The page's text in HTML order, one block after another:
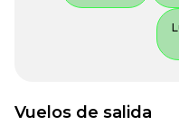
Vuelos de salida